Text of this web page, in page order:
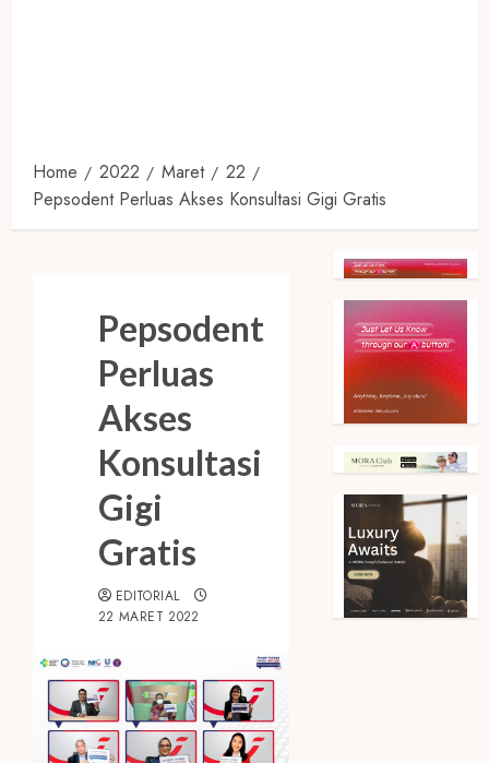
Home 2022 Maret
22
Pepsodent Perluas Akses Konsultasi Gigi Gratis
Pepsodent
Perluas
Akses
Konsultasi
Gigi
Gratis
EDITORIAL
22 MARET 2022